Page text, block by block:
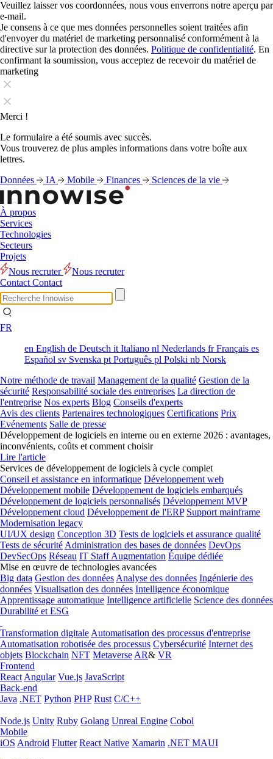
Veuillez laisser vos coordonnées, nous vous enverrons notre aperçu par
e-mail.
Je consens à ce que mes données personnelles soient traitées afin
d'envoyer du matériel de marketing personnalisé conformément à la
directive sur la protection des données. Politique de confidentialité. En
confirmant la soumission, vous acceptez de recevoir du matériel de
marketing
Merci !
Le formulaire a été soumis avec succès.
Vous trouverez de plus amples informations dans votre boîte aux
lettres.
Données
IA Mobile Finances Sciences de la vie
À propos
Services
Technologies
Secteurs
Projets
Nous recruter
Nous recruter
Contact Contact
FR
en English de Deutsch it Italiano nl Nederlands frFrançais es
Español sv Svenska pt Português pl Polski nb Norsk
Notre méthode de travail Management de la qualité Gestion de la
sécurité Responsabilité sociale des entreprises La direction de
l'entreprise Nos experts Blog Conseils d'experts
Avis des clients Partenaires technologiques Certifications Prix
Evénements Salle de presse
Développement de logiciels en interne ou en externe 2026 : avantages,
inconvénients, coûts et comment choisir
Lire l'article
Services de développement de logiciels à cycle complet
Conseil et assistance en informatique Développement web
Développement mobile Développement de logiciels embarqués
Développement de logiciels personnalisés Développement MVP
Développement cloud Développement de l'ERP Support mainframe
Modernisation legacy
UI/UX design Conception 3D Tests de logiciels et assurance qualité
Tests de sécurité Administration des bases de données DevOps
DevSecOps Réseau IT Staff Augmentation Équipe dédiée
Mise en œuvre de technologies avancées
Big data Gestion des données Analyse des données Ingénierie des
données Visualisation des données Intelligence économique
Apprentissage automatique Intelligence artificielle Science des données
Durabilité et ESG
Transformation digitale Automatisation des processus d'entreprise
Automatisation robotisée des processus Cybersécurité Internet des
objets Blockchain NFT Metaverse AR& VR
Frontend
React Angular Vue.js JavaScript
Back-end
Java .NET Python PHP Rust C/C++
Node.js Unity Ruby Golang Unreal Engine Cobol
Mobile
iOS Android Flutter React Native Xamarin .NET MAUI